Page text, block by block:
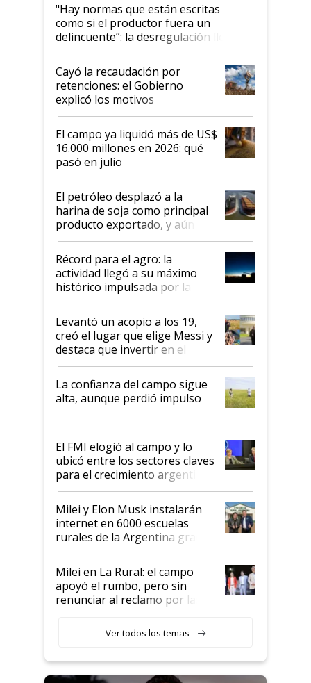
"Hay normas que están escritas
como si el productor fuera un
delincuente”: la desregulación llegó
al Congreso Aapresid y hasta se
habló del financiamiento al IPCVA
Cayó la recaudación por
retenciones: el Gobierno
explicó los motivos
El campo ya liquidó más de US$
16.000 millones en 2026: qué
pasó en julio
El petróleo desplazó a la
harina de soja como principal
producto exportado, y aún así
el agro aportó casi seis de cada
diez dólares y sostuvo el
liderazgo en un semestre
récord
Récord para el agro: la
actividad llegó a su máximo
histórico impulsada por la
cosecha y las exportaciones
Levantó un acopio a los 19,
creó el lugar que elige Messi y
destaca que invertir en el
kirchnerismo era como "darle
plata a un hijo para droga":
Juan Félix Rossetti, el libertario
que de una dura crisis salió
de Milei
La confianza del campo sigue
alta, aunque perdió impulso
El FMI elogió al campo y lo
ubicó entre los sectores claves
para el crecimiento argentino
Milei y Elon Musk instalarán
internet en 6000 escuelas
rurales de la Argentina gracias
a un acuerdo con Starlink
Milei en La Rural: el campo
apoyó el rumbo, pero sin
renunciar al reclamo por las
Ver todos los temas